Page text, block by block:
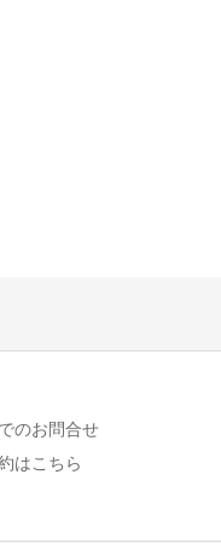
のお問合せ
はこちら